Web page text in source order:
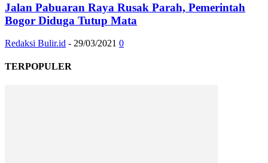
Jalan Pabuaran Raya Rusak Parah, Pemerintah
Bogor Diduga Tutup Mata
Redaksi Bulir.id - 29/03/2021 0
TERPOPULER